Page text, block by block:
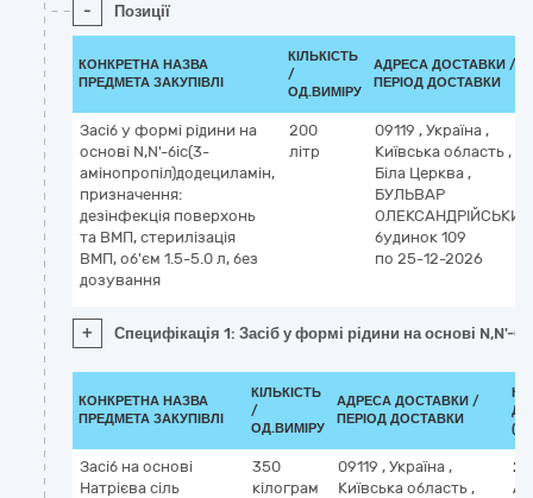
- Позиції
КОНКРЕТНА НАЗВА
ПРЕДМЕТА ЗАКУПІВЛІ
КІЛЬКІСТЬ
/
ОД.ВИМІРУ
АДРЕСА ДОСТАВКИ /
ПЕРІОД ДОСТАВКИ
Засіб у формі рідини на
основі N,N'-біс(3-
амінопропіл)додециламін,
призначення:
дезінфекція поверхонь
та ВМП, стерилізація
ВМП, об'єм 1.5-5.0 л, без
дозування
200
літр
09119 , Україна ,
Київська область ,
Біла Церква ,
БУЛЬВАР
будинок 109
по 25-12-2026
+ Специфікація 1: Засіб у формі рідини на основі
КОНКРЕТНА НАЗВА
ПРЕДМЕТА ЗАКУПІВЛІ
КІЛЬКІСТЬ
/
ОД.ВИМІРУ
АДРЕСА ДОСТАВКИ /
ПЕРІОД ДОСТАВКИ
ДК
Засіб на основі
Натрієва сіль
350
кілограм
09119 , Україна ,
Київська область ,